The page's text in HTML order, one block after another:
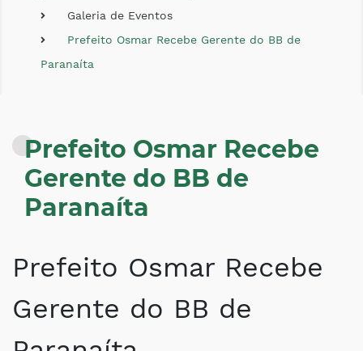
Galeria de Eventos
Prefeito Osmar Recebe Gerente do BB de
Paranaíta
Prefeito Osmar Recebe
Gerente do BB de
Paranaíta
Prefeito Osmar Recebe
Gerente do BB de